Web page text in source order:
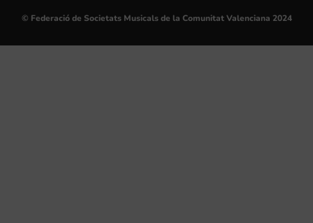
© Federació de Societats Musicals de la Comunitat Valenciana 2024